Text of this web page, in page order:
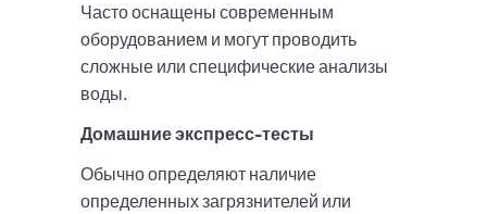
Часто оснащены современным
оборудованием и могут проводить
сложные или специфические анализы
воды.
Домашние экспресс-тесты
Обычно определяют наличие
определенных загрязнителей или